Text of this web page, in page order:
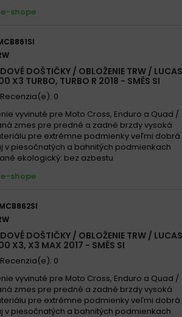
shope
DOŠTIČKY / OBLOŽENIE TRW / LUCAS
X3 TURBO, TURBO R 2018 - SMĚS SI
Recenzia(e): 0
vyvinuté pre Moto Cross, Enduro a Quad /
zmes pre predné a zadné brzdy vysoká
pre extrémne podmienky veľmi dobrá
v piesočnatých a bahnitých podmienkach
ekologický: bez azbestu
shope
DOŠTIČKY / OBLOŽENIE TRW / LUCAS
X3, X3 MAX 2017 - SMĚS SI
Recenzia(e): 0
vyvinuté pre Moto Cross, Enduro a Quad /
zmes pre predné a zadné brzdy vysoká
pre extrémne podmienky veľmi dobrá
v piesočnatých a bahnitých podmienkach